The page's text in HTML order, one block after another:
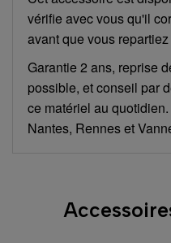
vérifie avec vous qu'il
avant que vous
Garantie 2 ans, reprise
possible, et conseil par
ce matériel au
Nantes, Rennes et